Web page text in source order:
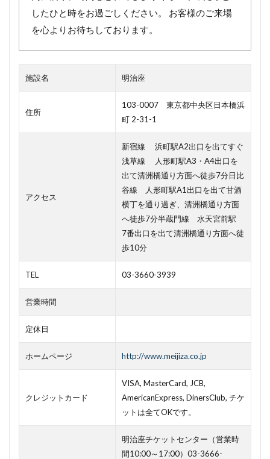
したひと時をお過ごしください。 お客様のご来場
を心よりお待ちしております。
施設名 明治座
住所
103-0007 東京都中央区日本橋浜
町 2-31-1
アクセス
新宿線 浜町駅A2出口を出てすぐ
浅草線 人形町駅A3・A4出口を
出て清洲橋通り方面へ徒歩7分日比
谷線 人形町駅A1出口を出て甘酒
横丁を通り過ぎ、清洲橋通り方面
へ徒歩7分半蔵門線 水天宮前駅
7番出口を出て清洲橋通り方面へ徒
歩10分
TEL 03-3660-3939
営業時間
定休日
ホームページ http://www.meijiza.co.jp
クレジットカード
VISA, MasterCard, JCB,
AmericanExpress, DinersClub, チケ
ットは全てOKです。
明治座チケットセンター（営業時
間10:00～17:00）03-3666-